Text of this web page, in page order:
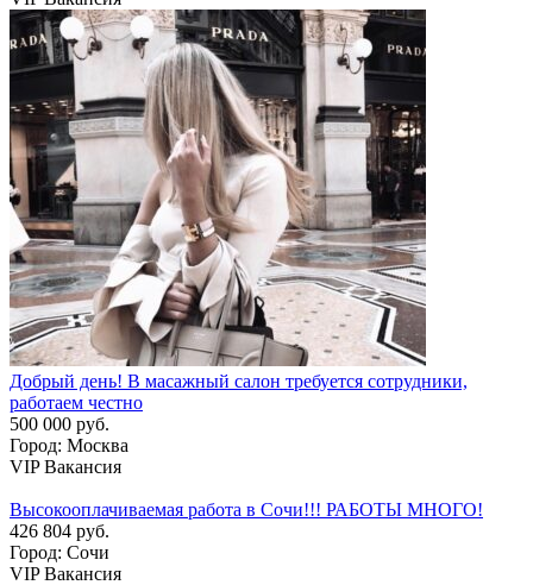
Добрый день! В масажный салон требуется сотрудники,
работаем честно
500 000 руб.
Город: Москва
VIP Вакансия
Высокооплачиваемая работа в Сочи!!! РАБОТЫ МНОГО!
426 804 руб.
Город: Сочи
VIP Вакансия